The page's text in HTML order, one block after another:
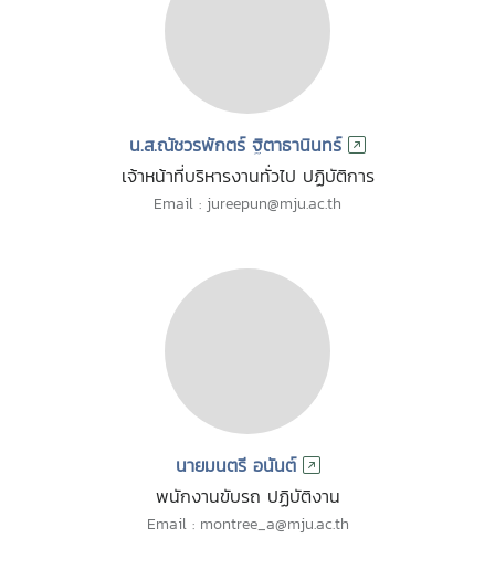
น.ส.ณัชวรพักตร์ ฐิตาธานินทร์
เจ้าหน้าที่บริหารงานทั่วไป ปฏิบัติการ
Email : jureepun@mju.ac.th
นายมนตรี อนันต์
พนักงานขับรถ ปฏิบัติงาน
Email : montree_a@mju.ac.th